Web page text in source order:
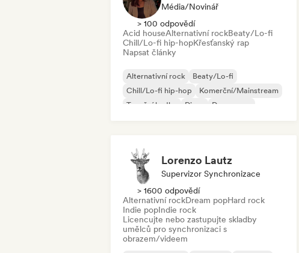
Média/novinář
> 100 odpovědí
Acid houseAlternativní rockBeaty/Lo-fi
Chill/Lo-fi hip-hopKřesťanský rap
Napsat články
Alternativní rock
Beaty/Lo-fi
Chill/Lo-fi hip-hop
Komerční/Mainstream
Taneční hudba
Disco
Dream pop
Lorenzo Lautz
Supervizor Synchronizace
> 1600 odpovědí
Alternativní rockDream popHard rock
Indie popIndie rock
Licencujte nebo zastupujte skladby
umělců pro synchronizaci s
obrazem/videem